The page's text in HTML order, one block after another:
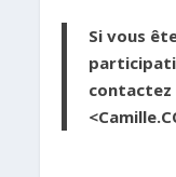
Si vous
contactez
<